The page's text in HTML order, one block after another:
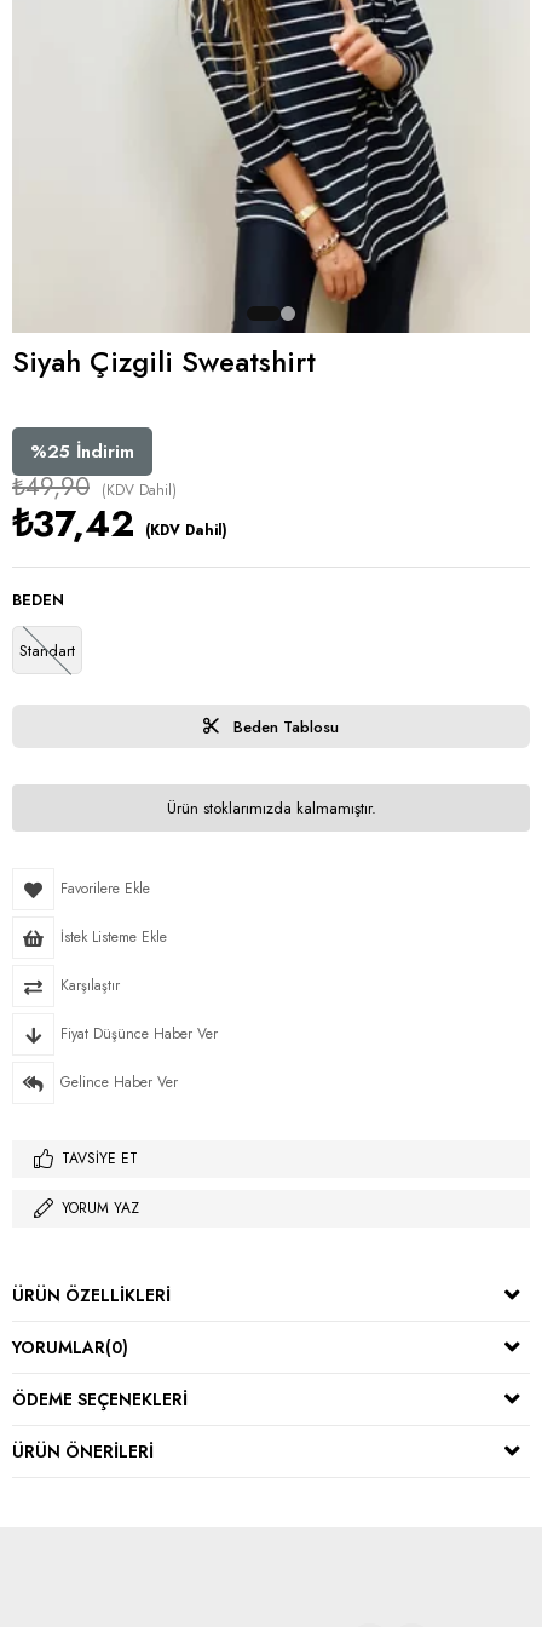
Siyah Çizgili Sweatshirt
%25 İndirim
₺49,90 (KDV Dahil)
₺37,42 (KDV Dahil)
BEDEN
Standart
Beden Tablosu
Ürün stoklarımızda kalmamıştır.
Favorilere Ekle
İstek Listeme Ekle
Karşılaştır
Fiyat Düşünce Haber Ver
Gelince Haber Ver
TAVSIYE ET
YORUM YAZ
ÜRÜN ÖZELLIKLERI
YORUMLAR(0)
ÖDEME SEÇENEKLERI
ÜRÜN ÖNERILERI